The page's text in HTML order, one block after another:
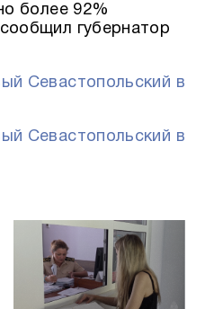
более 92%
губернатор
Севастопольский в
Севастопольский в